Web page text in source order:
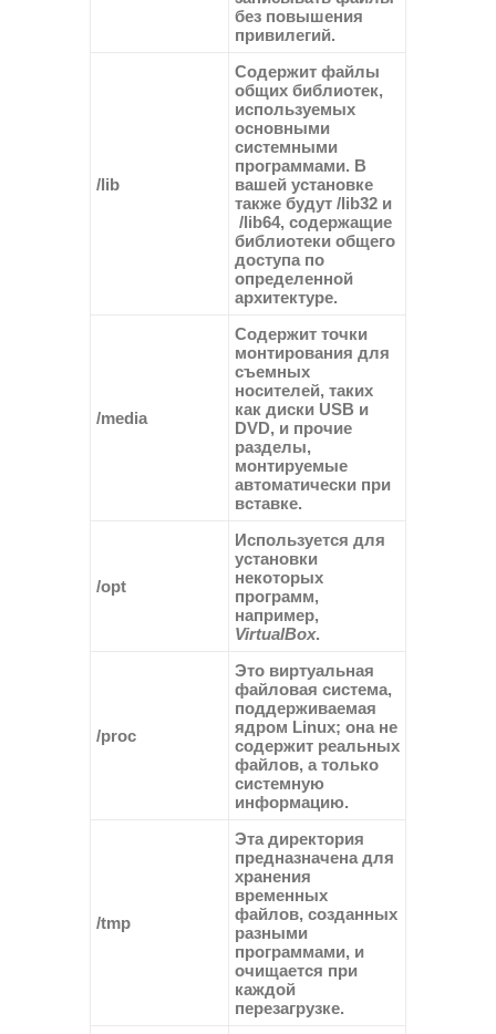
без повышения
привилегий.
/lib
Содержит файлы
общих библиотек,
используемых
основными
системными
программами. В
вашей установке
также будут /lib32 и
/lib64, содержащие
библиотеки общего
доступа по
определенной
архитектуре.
/media
Содержит точки
монтирования для
съемных
носителей, таких
как диски USB и
DVD, и прочие
разделы,
монтируемые
автоматически при
вставке.
/opt
Используется для
установки
некоторых
программ,
например,
VirtualBox.
/proc
Это виртуальная
файловая система,
поддерживаемая
ядром Linux; она не
содержит реальных
файлов, а только
системную
информацию.
/tmp
Эта директория
предназначена для
хранения
временных
файлов, созданных
разными
программами, и
очищается при
каждой
перезагрузке.